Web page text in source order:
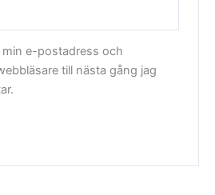
min e-postadress och
till nästa gång jag